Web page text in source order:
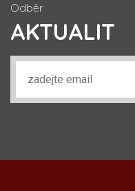
Odběr
AKTUALIT